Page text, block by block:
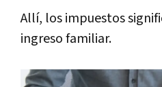
Allí, los impuestos
ingreso familiar.